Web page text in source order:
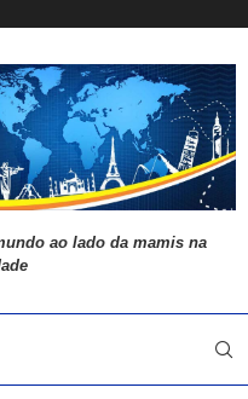
ao lado da mamis na